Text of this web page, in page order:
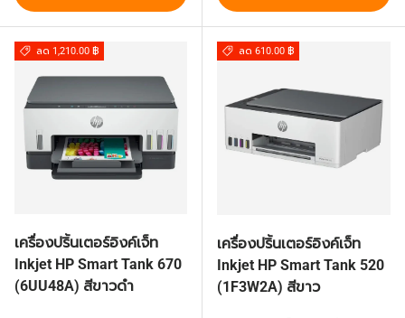
ลด 1,210.00 ฿
เครื่องปริ้นเตอร์อิงค์เจ็ท
Inkjet HP Smart Tank 670
(6UU48A) สีขาวดำ
ลด 610.00 ฿
เครื่องปริ้นเตอร์อิงค์เจ็ท
Inkjet HP Smart Tank 520
(1F3W2A) สีขาว